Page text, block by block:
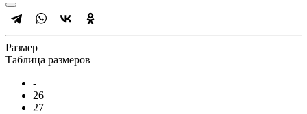
Размер
Таблица размеров
-
26
27